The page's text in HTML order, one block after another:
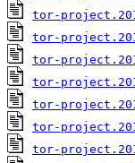
tor-
tor-
tor-
tor-
tor-
tor-
tor-